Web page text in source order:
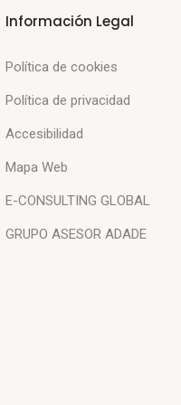
Información Legal
Política de cookies
Política de privacidad
Accesibilidad
Mapa Web
E-CONSULTING GLOBAL
GRUPO ASESOR ADADE